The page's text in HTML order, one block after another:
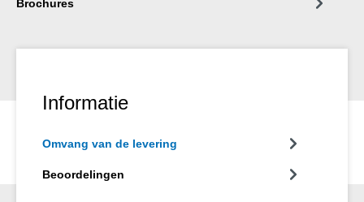
Brochures
Informatie
Omvang van de levering
Beoordelingen